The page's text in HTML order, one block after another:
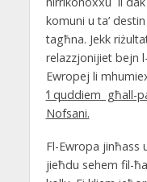
komuni u ta’
tagħna. Jekk
relazzjonijiet bejn
Ewropej li
‘l quddiem għall-
Nofsani.
Fl-Ewropa jinħass
jieħdu sehem fil-